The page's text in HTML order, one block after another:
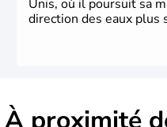
Unis, où il poursuit sa
direction des eaux plus